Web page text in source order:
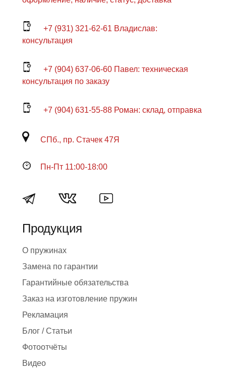
+7 (931) 321-62-61 Владислав:
консультация
+7 (904) 637-06-60 Павел: техническая
консультация по заказу
+7 (904) 631-55-88 Роман: склад, отправка
СПб., пр. Стачек 47Я
Пн-Пт 11:00-18:00
Продукция
О пружинах
Замена по гарантии
Гарантийные обязательства
Заказ на изготовление пружин
Рекламация
Блог / Статьи
Фотоотчёты
Видео